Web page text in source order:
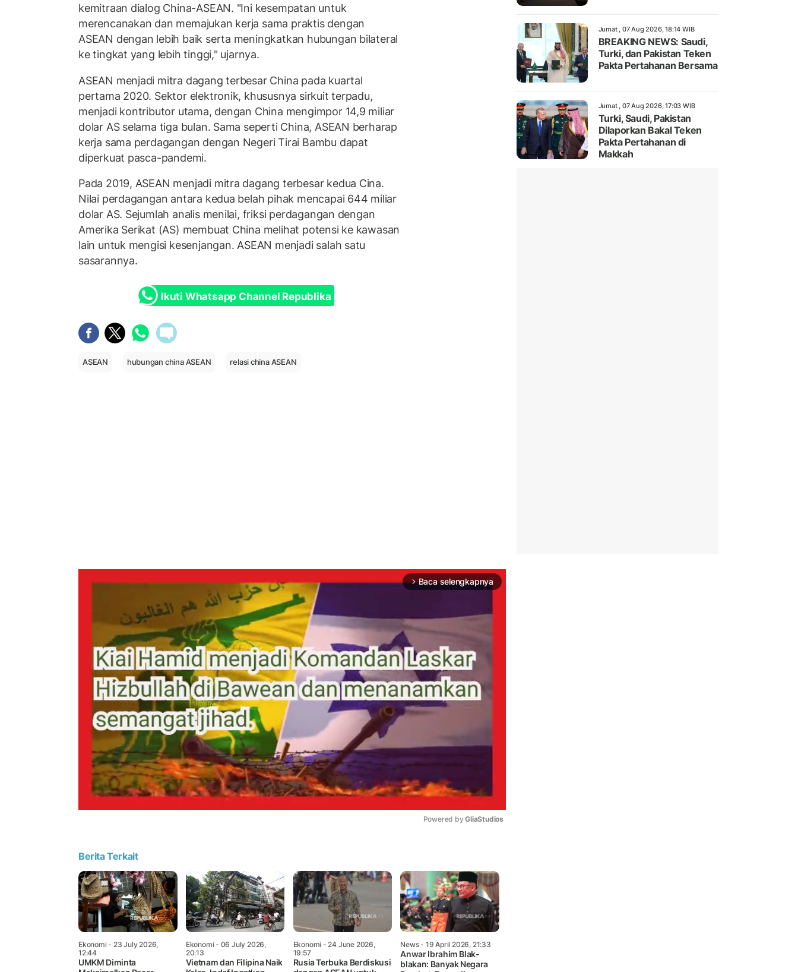
kemitraan dialog China-ASEAN. "Ini kesempatan untuk
merencanakan dan memajukan kerja sama praktis dengan
ASEAN dengan lebih baik serta meningkatkan hubungan bilateral
ke tingkat yang lebih tinggi," ujarnya.
ASEAN menjadi mitra dagang terbesar China pada kuartal
pertama 2020. Sektor elektronik, khususnya sirkuit terpadu,
menjadi kontributor utama, dengan China mengimpor 14,9 miliar
dolar AS selama tiga bulan. Sama seperti China, ASEAN berharap
kerja sama perdagangan dengan Negeri Tirai Bambu dapat
diperkuat pasca-pandemi.
Pada 2019, ASEAN menjadi mitra dagang terbesar kedua Cina.
Nilai perdagangan antara kedua belah pihak mencapai 644 miliar
dolar AS. Sejumlah analis menilai, friksi perdagangan dengan
Amerika Serikat (AS) membuat China melihat potensi ke kawasan
lain untuk mengisi kesenjangan. ASEAN menjadi salah satu
sasarannya.
Ikuti Whatsapp Channel Republika
ASEAN hubungan china ASEAN relasi china ASEAN
arrow_forward_ios Baca selengkapnya
Powered by GliaStudios
Berita Terkait
Ekonomi- 23 July 2026,
12:44
UMKM Diminta
Ekonomi- 06 July 2026,
20:13
Vietnam dan Filipina Naik
Ekonomi - 24 June 2026,
19:57
Rusia Terbuka Berdiskusi
News- 19 April 2026, 21:33
Anwar Ibrahim Blak-
blakan: Banyak Negara
Jumat , 07 Aug 2026, 18:14 WIB
BREAKING NEWS: Saudi,
Turki, dan Pakistan Teken
Pakta Pertahanan Bersama
Jumat , 07 Aug 2026, 17:03 WIB
Turki, Saudi, Pakistan
Dilaporkan Bakal Teken
Pakta Pertahanan di
Makkah